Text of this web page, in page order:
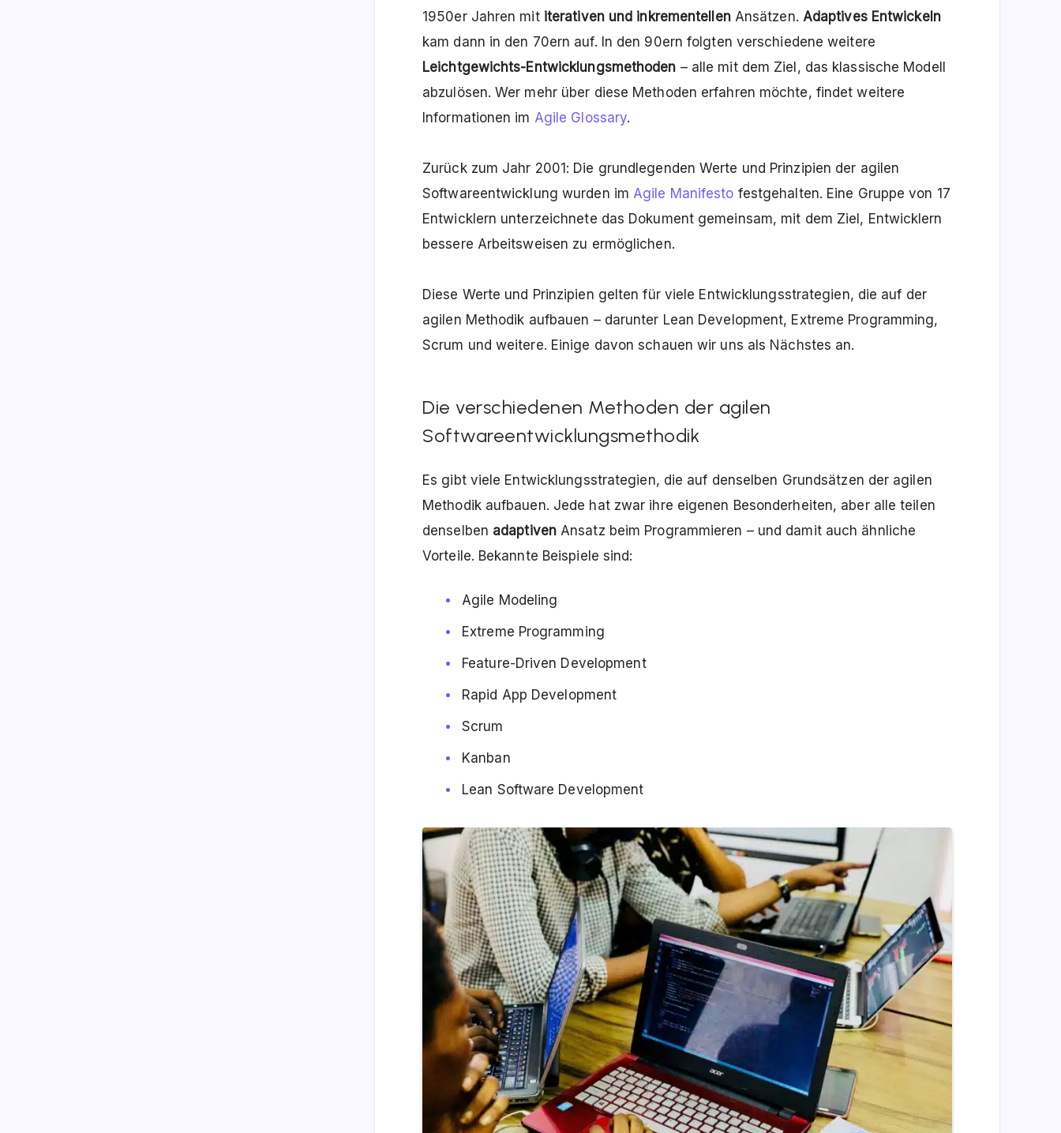
1950er Jahren mit iterativen und inkrementellenAnsätzen. Adaptives Entwickeln
kam dann in den 70ern auf. In den 90ern folgten verschiedene weitere
Leichtgewichts-Entwicklungsmethoden – alle mit dem Ziel, das klassische Modell
abzulösen. Wer mehr über diese Methoden erfahren möchte, findet weitere
Informationen im Agile Glossary.
Zurück zum Jahr 2001: Die grundlegenden Werte und Prinzipien der agilen
Softwareentwicklung wurden im Agile Manifesto festgehalten. Eine Gruppe von 17
Entwicklern unterzeichnete das Dokument gemeinsam, mit dem Ziel, Entwicklern
bessere Arbeitsweisen zu ermöglichen.
Diese Werte und Prinzipien gelten für viele Entwicklungsstrategien, die auf der
agilen Methodik aufbauen – darunter Lean Development, Extreme Programming,
Scrum und weitere. Einige davon schauen wir uns als Nächstes an.
Die verschiedenen Methoden der agilen
Softwareentwicklungsmethodik
Es gibt viele Entwicklungsstrategien, die auf denselben Grundsätzen der agilen
Methodik aufbauen. Jede hat zwar ihre eigenen Besonderheiten, aber alle teilen
denselben adaptivenAnsatz beim Programmieren – und damit auch ähnliche
Vorteile. Bekannte Beispiele sind:
Agile Modeling
Extreme Programming
Feature-Driven Development
Rapid App Development
Scrum
Kanban
Lean Software Development